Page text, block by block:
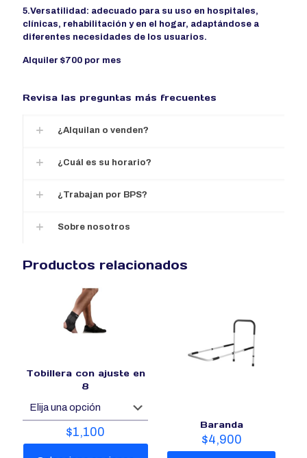
5.Versatilidad: adecuado para su uso en hospitales,
clínicas, rehabilitación y en el hogar, adaptándose a
diferentes necesidades de los usuarios.
Alquiler $700 por mes
Revisa las preguntas más frecuentes
¿Alquilan o venden?
¿Cuál es su horario?
¿Trabajan por BPS?
Sobre nosotros
Productos relacionados
Tobillera con ajuste en
8
$1,100 Baranda
$4,900